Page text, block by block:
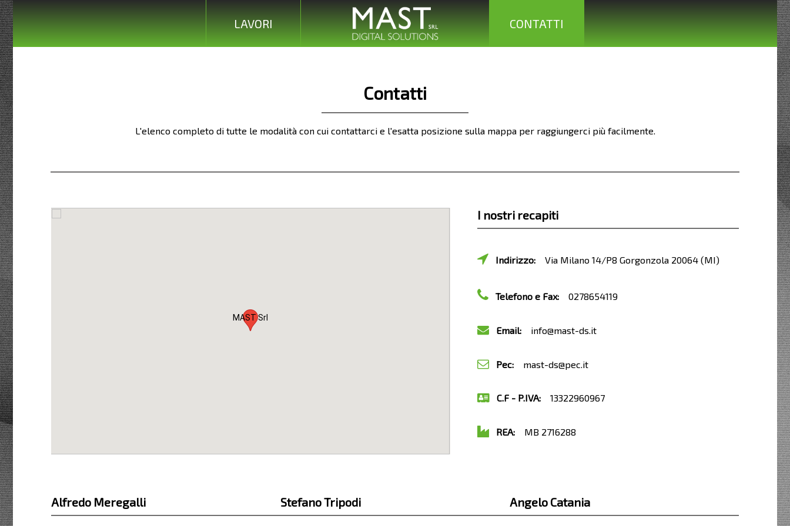
LAVORI CONTATTI
Contatti
L'elenco completo di tutte le modalità con cui contattarci e l'esatta posizione sulla mappa per raggiungerci più facilmente.
MAST Srl
I nostri recapiti
Indirizzo: Via Milano 14/P8 Gorgonzola 20064 (MI)
Telefono e Fax: 0278654119
Email: info@mast-ds.it
Pec: mast-ds@pec.it
C.F - P.IVA: 13322960967
REA: MB 2716288
Alfredo Meregalli Stefano Tripodi Angelo Catania